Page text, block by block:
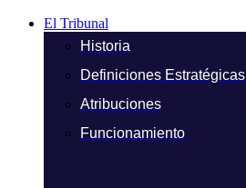
El Tribunal
Historia
Definiciones Estratégicas
Atribuciones
Funcionamiento